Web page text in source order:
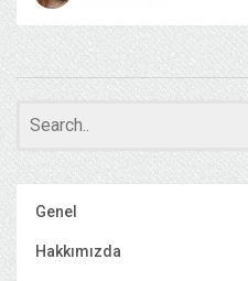
Genel
Hakkımızda